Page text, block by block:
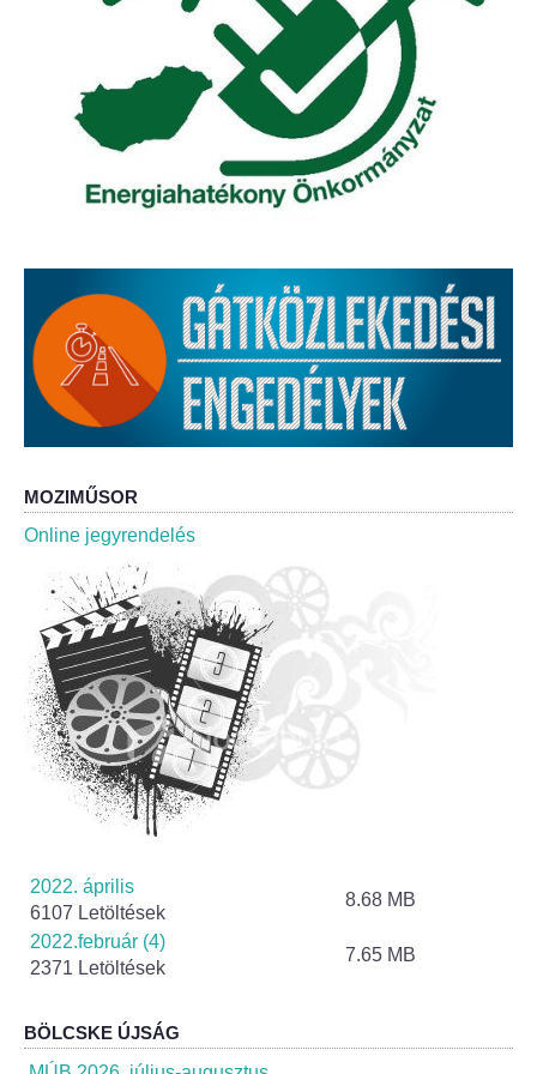
ÖNKORMÁNYZAT
Képviselő-testület
Képviselő-testületi ülések
Bizottsági ülések
A helyi választási bizottság
A helyi választási bizottság határozatai
Roma Nemzetiségi Önkormányzat
Roma Nemzetiségi Önkormányzat ülések
Rendeletek
Polgármesteri normatív határozatok
Önkormányzati támogatások
Szabályzatok
Pályázatok
Közbeszerzések
Szerződések
Közadat
MOZIMŰSOR
Online jegyrendelés
2022. április
6107 Letöltések
8.68 MB
2022.február (4)
2371 Letöltések
7.65 MB
BÖLCSKE ÚJSÁG